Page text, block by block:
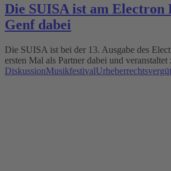
Die SUISA ist am Electron
Genf dabei
Die SUISA ist bei der 13. Ausgabe des
ersten Mal als Partner dabei und
DiskussionMusikfestival